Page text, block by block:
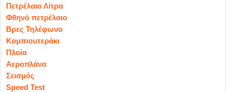
Πετρέλαιο Λίτρα
Φθηνό πετρέλαιο
Βρες Τηλέφωνο
Κομπιουτεράκι
Πλοία
Αεροπλάνα
Σεισμός
Speed Test